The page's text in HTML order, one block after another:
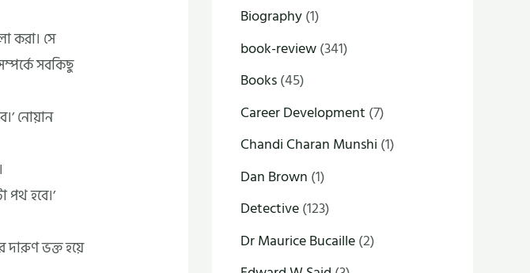
করা। সে
সবকিছু
নোয়ান
হবে।’
ভক্ত হয়ে
Biography(1)
book-review(341)
Books(45)
Career Development (7)
Chandi Charan Munshi (1)
Dan Brown (1)
Detective(123)
Dr Maurice Bucaille(2)